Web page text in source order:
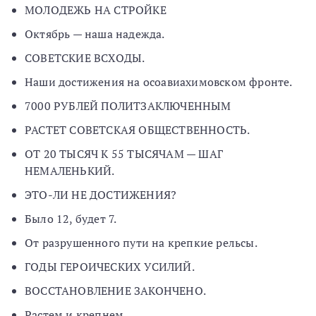
МОЛОДЕЖЬ НА СТРОЙКЕ
Октябрь — наша надежда.
СОВЕТСКИЕ ВСХОДЫ.
Наши достижения на осоавиахимовском фронте.
7000 РУБЛЕЙ ПОЛИТЗАКЛЮЧЕННЫМ
РАСТЕТ СОВЕТСКАЯ ОБЩЕСТВЕННОСТЬ.
ОТ 20 ТЫСЯЧ К 55 ТЫСЯЧАМ — ШАГ
НЕМАЛЕНЬКИЙ.
ЭТО-ЛИ НЕ ДОСТИЖЕНИЯ?
Было 12, будет 7.
От разрушенного пути на крепкие рельсы.
ГОДЫ ГЕРОИЧЕСКИХ УСИЛИЙ.
ВОССТАНОВЛЕНИЕ ЗАКОНЧЕНО.